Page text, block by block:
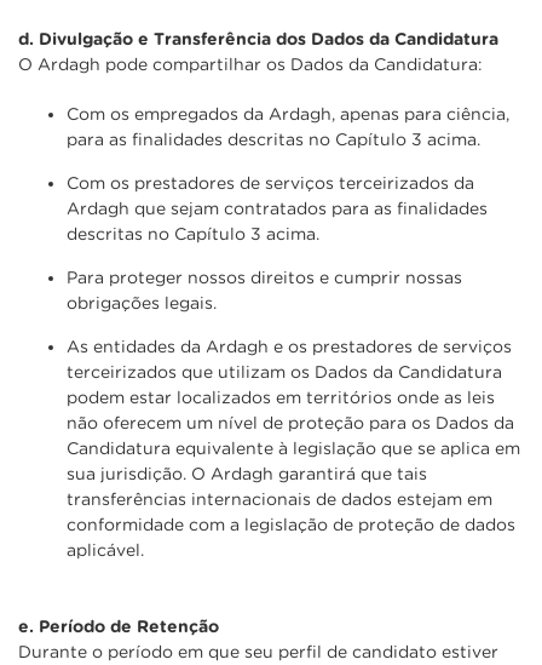
d. Divulgação e Transferência dos Dados da Candidatura
O Ardagh pode compartilhar os Dados da Candidatura:
Com os empregados da Ardagh, apenas para ciência,
para as finalidades descritas no Capítulo 3 acima.
Com os prestadores de serviços terceirizados da
Ardagh que sejam contratados para as finalidades
descritas no Capítulo 3 acima.
Para proteger nossos direitos e cumprir nossas
obrigações legais.
As entidades da Ardagh e os prestadores de serviços
terceirizados que utilizam os Dados da Candidatura
podem estar localizados em territórios onde as leis
não oferecem um nível de proteção para os Dados da
Candidatura equivalente à legislação que se aplica em
sua jurisdição. O Ardagh garantirá que tais
transferências internacionais de dados estejam em
conformidade com a legislação de proteção de dados
aplicável.
e. Período de Retenção
Durante o período em que seu perfil de candidato estiver